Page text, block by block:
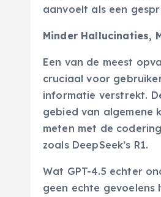
aanvoelt als een
Minder Hallucinaties,
Een van de meest
cruciaal voor
informatie verstrekt.
gebied van algemene
meten met de
zoals DeepSeek’s R1.
Wat GPT-4.5 echter
geen echte gevoelens